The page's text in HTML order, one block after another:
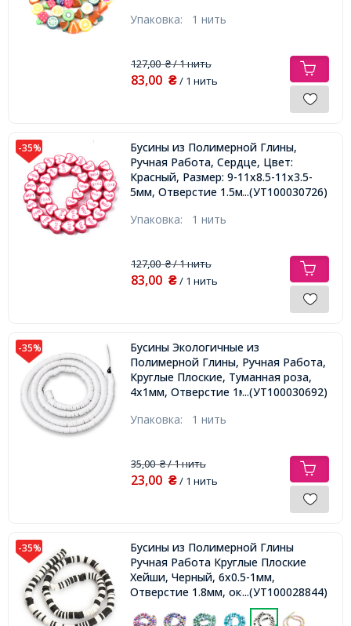
Упаковка: 1 нить
127,00₴/ 1 нить
83,00 ₴/ 1 нить
-35%
Бусины из Полимерной Глины,
Ручная Работа, Сердце, Цвет:
Красный, Размер: 9-11х8.5-11х3.5-
5мм, Отверстие 1.5мм, около
...(УТ100030726)
Упаковка: 1 нить
127,00₴/ 1 нить
83,00 ₴/ 1 нить
-35%
Бусины Экологичные из
Полимерной Глины, Ручная Работа,
Круглые Плоские, Туманная роза,
4х1мм, Отверстие 1мм, Около
...(УТ100030692)
Упаковка: 1 нить
35,00₴/ 1 нить
23,00 ₴/ 1 нить
-35%
Бусины из Полимерной Глины
Ручная Работа Круглые Плоские
Хейши, Черный, 6x0.5-1мм,
Отверстие 1.8мм, около...(УТ100028844)